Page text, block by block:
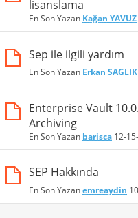
lisanslama
En Son Yazan Kağan YAVUZ
Sep ile ilgili yardım
En Son Yazan Erkan SAGLIK
Enterprise Vault
Archiving
En Son Yazan barisca 12-
SEP Hakkında
En Son Yazanemreaydin